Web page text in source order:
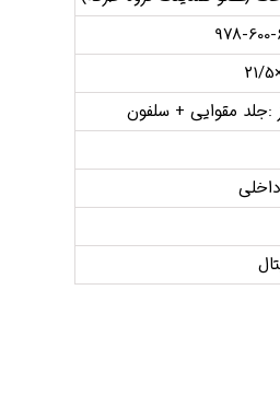
978-
:جلد مقوایی + سلفون